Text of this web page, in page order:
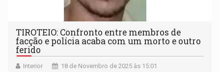
TIROTEIO: Confronto entre membros de
facção e polícia acaba com um morto e outro
ferido
Interior 18 de Novembro de 2025 às 15:01